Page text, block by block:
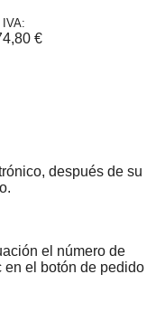
IVA:
€
después de su
el número de
en el botón de pedido